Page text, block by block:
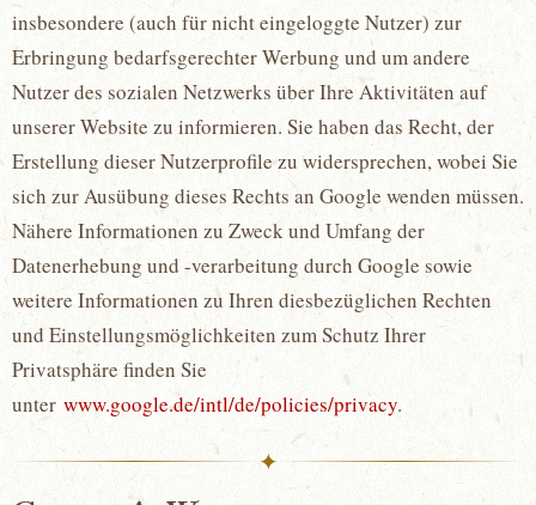
insbesondere (auch für nicht eingeloggte Nutzer) zur
Erbringung bedarfsgerechter Werbung und um andere
Nutzer des sozialen Netzwerks über Ihre Aktivitäten auf
unserer Website zu informieren. Sie haben das Recht, der
Erstellung dieser Nutzerprofile zu widersprechen, wobei Sie
sich zur Ausübung dieses Rechts an Google wenden müssen.
Nähere Informationen zu Zweck und Umfang der
Datenerhebung und -verarbeitung durch Google sowie
weitere Informationen zu Ihren diesbezüglichen Rechten
und Einstellungsmöglichkeiten zum Schutz Ihrer
Privatsphäre finden Sie
unter www.google.de/intl/de/policies/privacy.
✦